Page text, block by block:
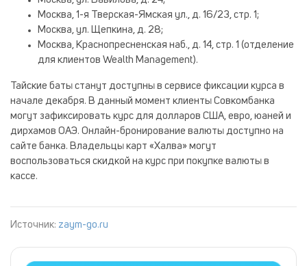
Москва, 1-я Тверская-Ямская ул., д. 16/23, стр. 1;
Москва, ул. Щепкина, д. 28;
Москва, Краснопресненская наб., д. 14, стр. 1 (отделение
для клиентов Wealth Management).
Тайские баты станут доступны в сервисе фиксации курса в
начале декабря. В данный момент клиенты Совкомбанка
могут зафиксировать курс для долларов США, евро, юаней и
дирхамов ОАЭ. Онлайн-бронирование валюты доступно на
сайте банка. Владельцы карт «Халва» могут
воспользоваться скидкой на курс при покупке валюты в
кассе.
Источник: zaym-go.ru